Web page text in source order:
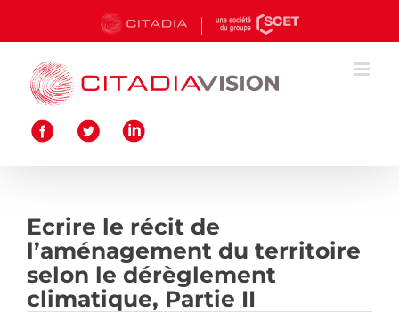
contenu
Ecrire le récit de
l’aménagement du territoire
selon le dérèglement
climatique, Partie II